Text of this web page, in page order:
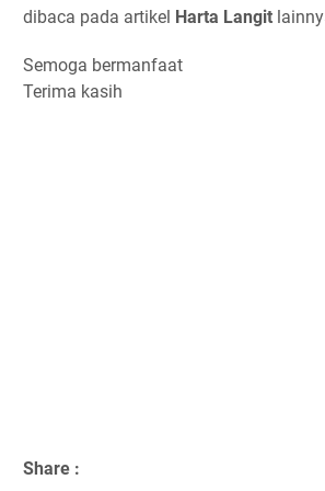
dibaca pada artikel Harta Langit
Semoga bermanfaat
Terima kasih
Share :